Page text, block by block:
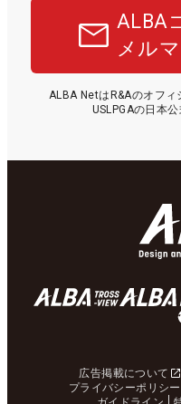
ALBA
メル
ALBA NetはR&Aのオフ
USLPGAの日本
広告掲載について
プライバシーポリシー